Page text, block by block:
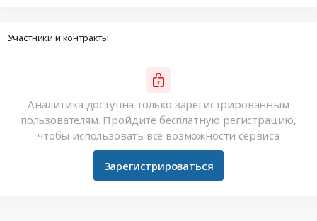
Участники и контракты
Аналитика доступна только зарегистрированным
пользователям. Пройдите бесплатную регистрацию,
чтобы использовать все возможности сервиса
Зарегистрироваться